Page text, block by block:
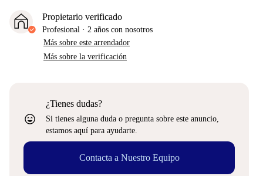
Propietario verificado
Profesional · 2 años con nosotros
Más sobre este arrendador
Más sobre la verificación
sentiment_very_satisfied
¿Tienes dudas?
Si tienes alguna duda o pregunta sobre este anuncio,
estamos aquí para ayudarte.
Contacta a Nuestro Equipo